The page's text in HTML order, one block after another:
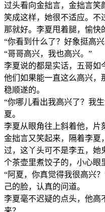
过头看向金拙言，金拙言笑
笑成这样，她很不适应。不
那就好。李夏甩着腿，愉快
“你看到什么了？好象挺高
“哥哥高兴，我也高兴。”
李夏说的都是实话，五哥如
他们如果能一直这么高兴，
稳顺遂的。
“你哪儿看出我高兴了？我
夏。
李夏从眼角往上斜着他，片
金拙言又笑起来，隔着李夏
过，这丫头可不是李五，她
个茶壶里煮饺子的，小心眼
“阿夏，你真觉得我很高兴
己的脸，认真的问道。
李夏毫不迟疑的点头，他高